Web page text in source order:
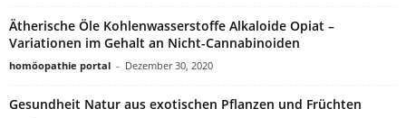
Ätherische Öle Kohlenwasserstoffe Alkaloide Opiat –
Variationen im Gehalt an Nicht-Cannabinoiden
homöopathie portal - Dezember 30, 2020
Gesundheit Natur aus exotischen Pflanzen und Früchten